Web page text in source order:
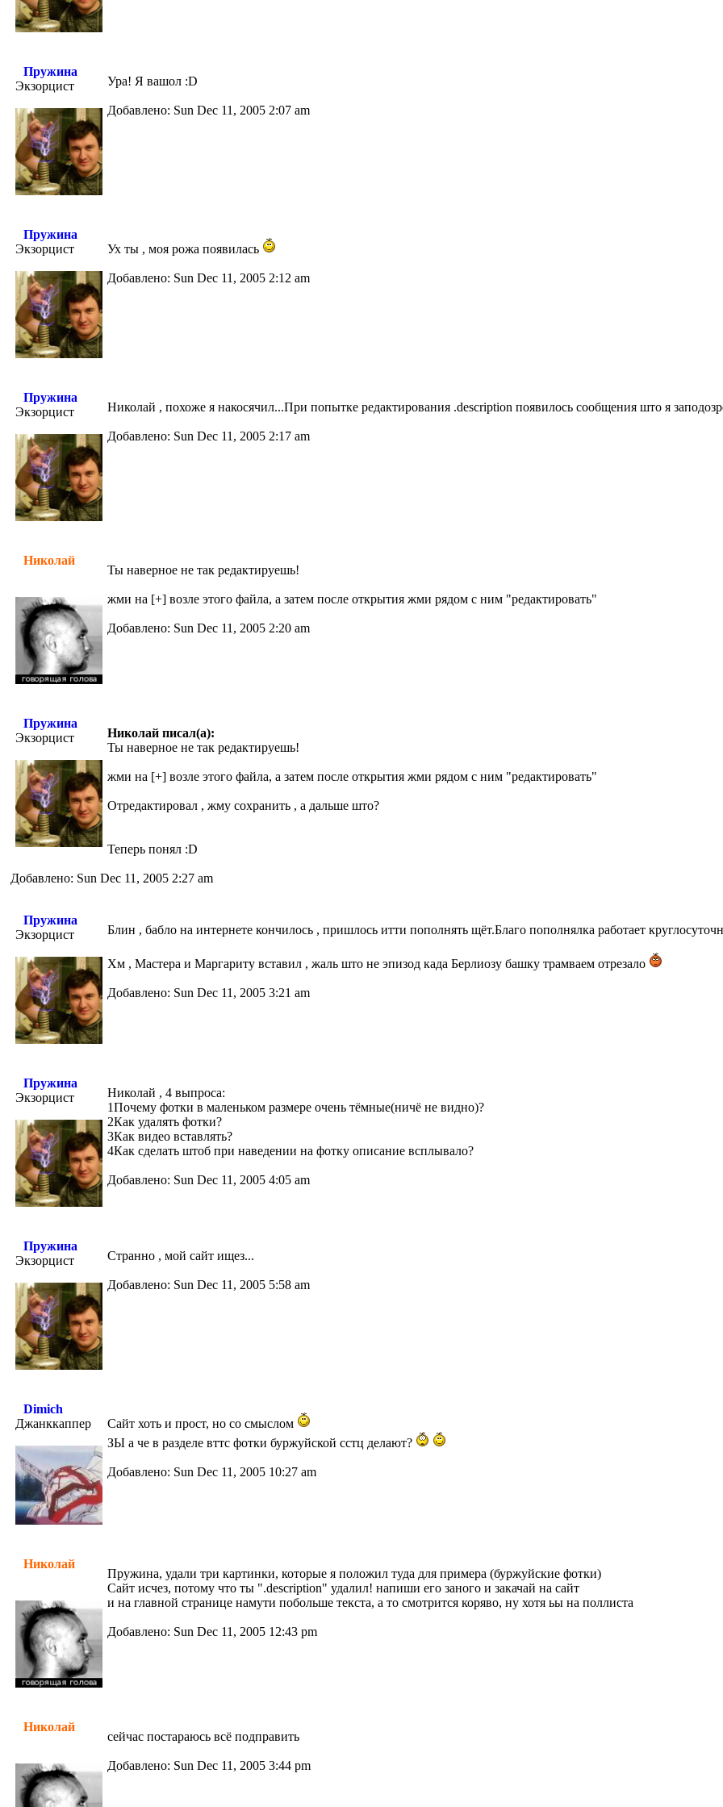
Пружина
Экзорцист
Ура! Я вашол :D
Добавлено: Sun Dec 11, 2005 2:07 am
Пружина
Экзорцист
Ух ты , моя рожа появилась
Добавлено: Sun Dec 11, 2005 2:12 am
Пружина
Экзорцист
Николай , похоже я накосячил...При попытке редактирования .description появилось сообщения што я
Добавлено: Sun Dec 11, 2005 2:17 am
Николай
Ты наверное не так редактируешь!
жми на [+] возле этого файла, а затем после открытия жми рядом с ним "редактировать"
Добавлено: Sun Dec 11, 2005 2:20 am
Пружина
Экзорцист
Николай писал(а):
Ты наверное не так редактируешь!
жми на [+] возле этого файла, а затем после открытия жми рядом с ним "редактировать"
Отредактировал , жму сохранить , а дальше што?
Теперь понял :D
Добавлено: Sun Dec 11, 2005 2:27 am
Пружина
Экзорцист
Блин , бабло на интернете кончилось , пришлось итти пополнять щёт.Благо пополнялка работает
Хм , Мастера и Маргариту вставил , жаль што не эпизод када Берлиозу башку трамваем отрезало
Добавлено: Sun Dec 11, 2005 3:21 am
Пружина
Экзорцист
Николай , 4 выпроса:
1Почему фотки в маленьком размере очень тёмные(ничё не видно)?
2Как удалять фотки?
3Как видео вставлять?
4Как сделать штоб при наведении на фотку описание всплывало?
Добавлено: Sun Dec 11, 2005 4:05 am
Пружина
Экзорцист
Странно , мой сайт ищез...
Добавлено: Sun Dec 11, 2005 5:58 am
Dimich
Джанккаппер
Сайт хоть и прост, но со смыслом
ЗЫ а че в разделе вттс фотки буржуйской сстц делают?
Добавлено: Sun Dec 11, 2005 10:27 am
Николай
Пружина, удали три картинки, которые я положил туда для примера (буржуйские фотки)
Сайт исчез, потому что ты ".description" удалил! напиши его заного и закачай на сайт
и на главной странице намути побольше текста, а то смотрится коряво, ну хотя ьы на поллиста
Добавлено: Sun Dec 11, 2005 12:43 pm
Николай
сейчас постараюсь всё подправить
Добавлено: Sun Dec 11, 2005 3:44 pm